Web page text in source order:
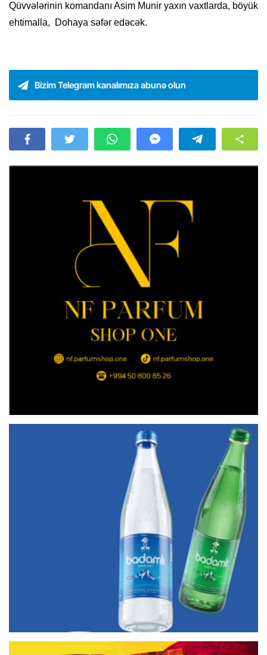
Qüvvələrinin komandanı Asim Munir yaxın vaxtlarda, böyük
ehtimalla, Dohaya səfər edəcək.
Bizim Telegram kanalımıza abunə olun